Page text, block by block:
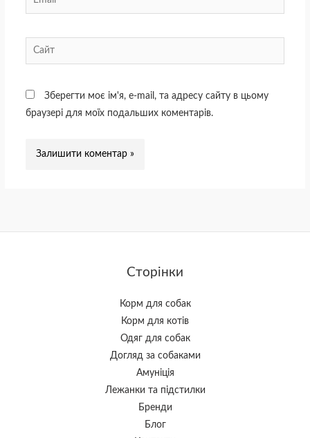
Сайт
Зберегти моє ім'я, e-mail, та адресу сайту в цьому
браузері для моїх подальших коментарів.
Сторінки
Корм для собак
Корм для котів
Одяг для собак
Догляд за собаками
Амуніція
Лежанки та підстилки
Бренди
Блог